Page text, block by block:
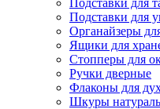
Подставки для
Подставки для
Органайзеры
Ящики для
Стопперы для
Ручки дверные
Флаконы для
Шкуры